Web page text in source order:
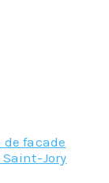
de facade
Jory